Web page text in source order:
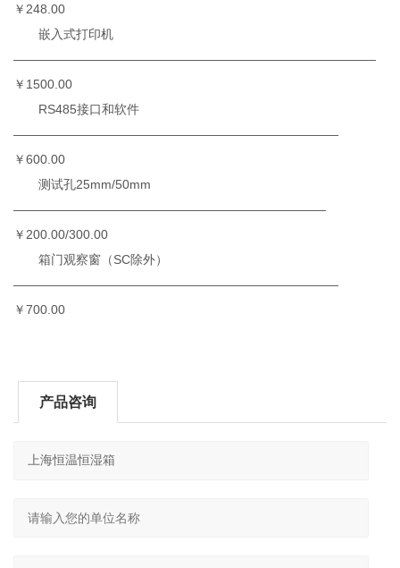
￥248.00
嵌入式打印机
—————————————————————————————
￥1500.00
RS485接口和软件
——————————————————————————
￥600.00
测试孔25mm/50mm
—————————————————————————
￥200.00/300.00
箱门观察窗（SC除外）
——————————————————————————
￥700.00
产品咨询